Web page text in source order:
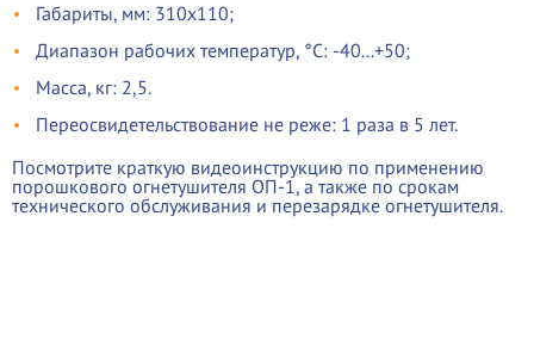
Габариты, мм: 310х110;
Диапазон рабочих температур, °С: -40...+50;
Масса, кг: 2,5.
Переосвидетельствование не реже: 1 раза в 5 лет.
Посмотрите краткую видеоинструкцию по применению
порошкового огнетушителя ОП-1, а также по срокам
технического обслуживания и перезарядке огнетушителя.